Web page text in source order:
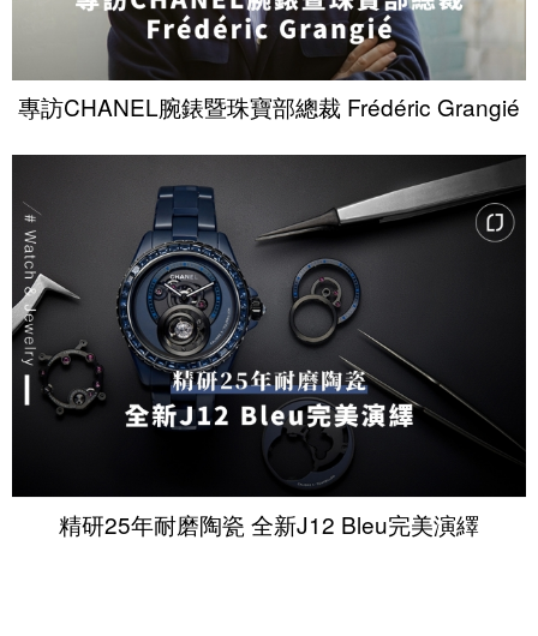
專訪CHANEL腕錶暨珠寶部總裁 Frédéric Grangié
精研25年耐磨陶瓷 全新J12 Bleu完美演繹